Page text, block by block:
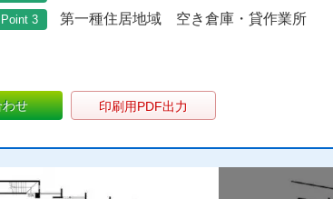
Point 3 第一種住居地域 空き倉庫・貸作業所
せ 印刷用PDF出力